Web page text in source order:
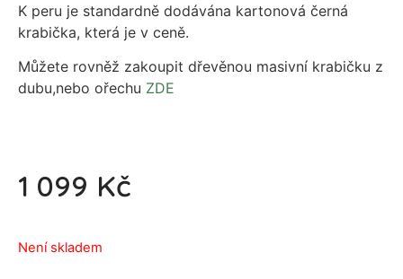
K peru je standardně dodávána kartonová černá
krabička, která je v ceně.
Můžete rovněž zakoupit dřevěnou masivní krabičku z
dubu,nebo ořechu ZDE
1 099 Kč
Není skladem